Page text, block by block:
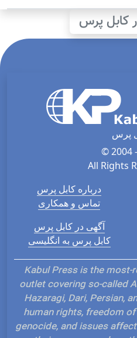
کابل پرس
پرس
© 2004
All Rights
درباره کابل پرس
تماس و همکاری
آگهی در کابل پرس
کابل پرس به انگلیسی
Kabul Press is the most-
outlet covering so-called
Hazaragi, Dari, Persian,
human rights, freedom
genocide, and issues